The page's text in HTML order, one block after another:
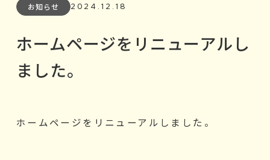
お知らせ 2024.12.18
ホームページをリニューアルし
ました。
ホームページをリニューアルしました。